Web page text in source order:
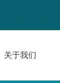
关于我们